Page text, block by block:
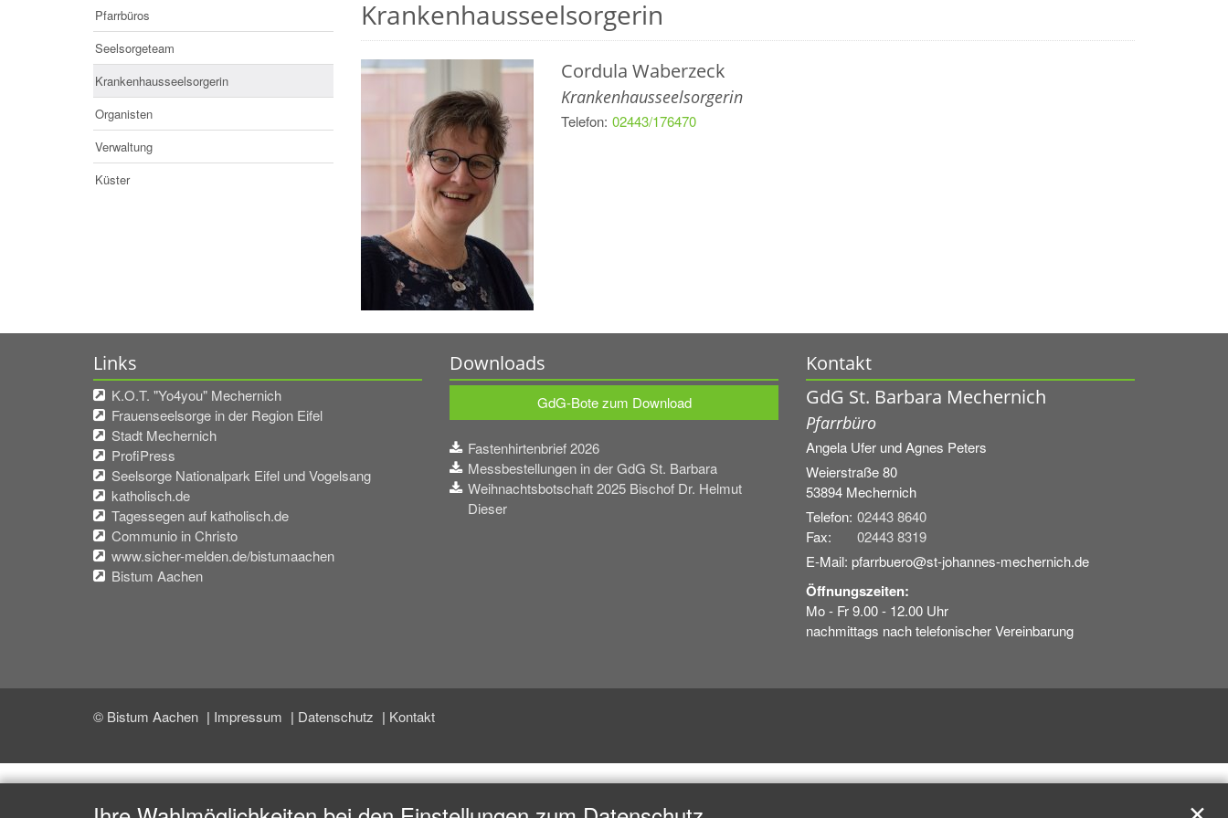
Krankenhausseelsorgerin
Cordula Waberzeck
Krankenhausseelsorgerin
Telefon: 02443/176470
Pfarrbüros
Seelsorgeteam
Krankenhausseelsorgerin
Organisten
Verwaltung
Küster
Links
K.O.T. "Yo4you" Mechernich
Frauenseelsorge in der Region Eifel
Stadt Mechernich
ProfiPress
Seelsorge Nationalpark Eifel und Vogelsang
katholisch.de
Tagessegen auf katholisch.de
Communio in Christo
www.sicher-melden.de/bistumaachen
Bistum Aachen
Downloads
GdG-Bote zum Download
Fastenhirtenbrief 2026
Messbestellungen in der GdG St. Barbara
Weihnachtsbotschaft 2025 Bischof Dr. Helmut
Dieser
Kontakt
GdG St. Barbara Mechernich
Pfarrbüro
Angela Ufer undAgnes Peters
Weierstraße 80
53894 Mechernich
Telefon: 02443 8640
Fax:
02443 8319
E-Mail: pfarrbuero@st-johannes-mechernich.de
Öffnungszeiten:
Mo - Fr 9.00 - 12.00 Uhr
nachmittags nach telefonischer Vereinbarung
© Bistum Aachen Impressum Datenschutz Kontakt